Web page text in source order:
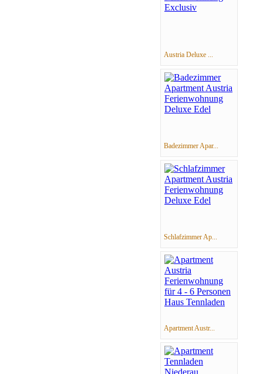
Austria Deluxe ...
Badezimmer Apar...
Schlafzimmer Ap...
Apartment Austr...